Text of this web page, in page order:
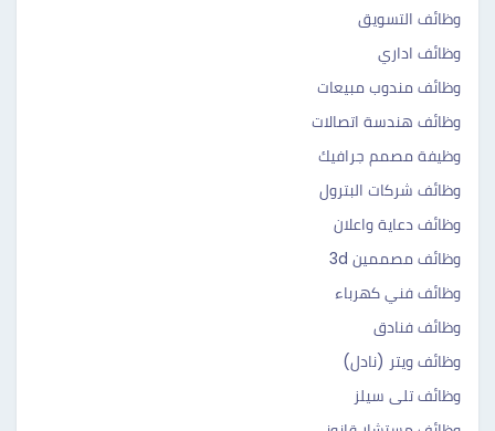
وظائف التسويق
وظائف اداري
وظائف مندوب مبيعات
وظائف هندسة اتصالات
وظيفة مصمم جرافيك
وظائف شركات البترول
وظائف دعاية واعلان
وظائف مصممين 3d
وظائف فني كهرباء
وظائف فنادق
وظائف ويتر (نادل)
وظائف تلى سيلز